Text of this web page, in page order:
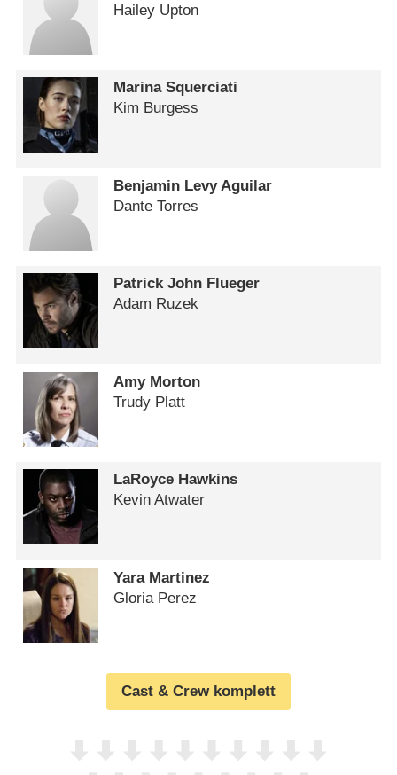
Hailey Upton
Marina Squerciati
Kim Burgess
Benjamin Levy Aguilar
Dante Torres
Patrick John Flueger
Adam Ruzek
Amy Morton
Trudy Platt
LaRoyce Hawkins
Kevin Atwater
Yara Martinez
Gloria Perez
Cast & Crew komplett